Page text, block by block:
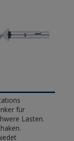
für
Lasten.